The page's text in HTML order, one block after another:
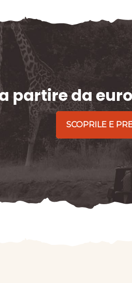
partire da
SCOPRILE E